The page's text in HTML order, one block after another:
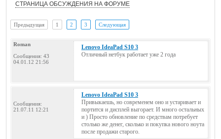
СТРАНИЦА ОБСУЖДЕНИЯ НА ФОРУМЕ
Предыдущая 1 2 3 Следующая
Roman
Сообщения: 43
04.01.12 21:56
Lenovo IdeaPad S10 3
Отличный нетбук работает уже 2 года
Сообщения:
21.07.11 12:21
Lenovo IdeaPad S10 3
Привыкаешь, но современем оно и устаривает и
портится и дисплей выгорает. И много остальных
и ) Просто обновление по средствам потребует
столько же денег, сколько и покупка нового ноута
после продажи старого.